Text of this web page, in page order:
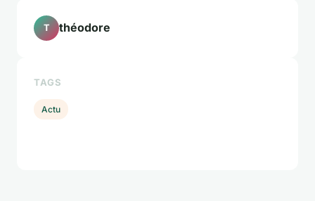
T théodore
TAGS
Actu